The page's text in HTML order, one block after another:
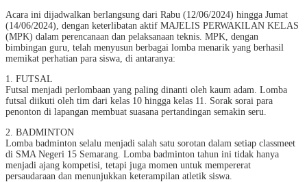
Acara ini dijadwalkan berlangsung dari Rabu (12/06/2024) hingga Jumat
(14/06/2024), dengan keterlibatan aktif MAJELIS PERWAKILAN KELAS
(MPK) dalam perencanaan dan pelaksanaan teknis. MPK, dengan
bimbingan guru, telah menyusun berbagai lomba menarik yang berhasil
memikat perhatian para siswa, di antaranya:
1. FUTSAL
Futsal menjadi perlombaan yang paling dinanti oleh kaum adam. Lomba
futsal diikuti oleh tim dari kelas 10 hingga kelas 11. Sorak sorai para
penonton di lapangan membuat suasana pertandingan semakin seru.
2. BADMINTON
Lomba badminton selalu menjadi salah satu sorotan dalam setiap classmeet
di SMA Negeri 15 Semarang. Lomba badminton tahun ini tidak hanya
menjadi ajang kompetisi, tetapi juga momen untuk mempererat
persaudaraan dan menunjukkan keterampilan atletik siswa.